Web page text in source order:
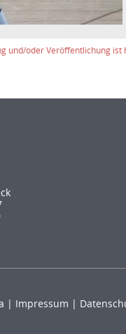
und/oder Veröffentlichung ist
| Impressum